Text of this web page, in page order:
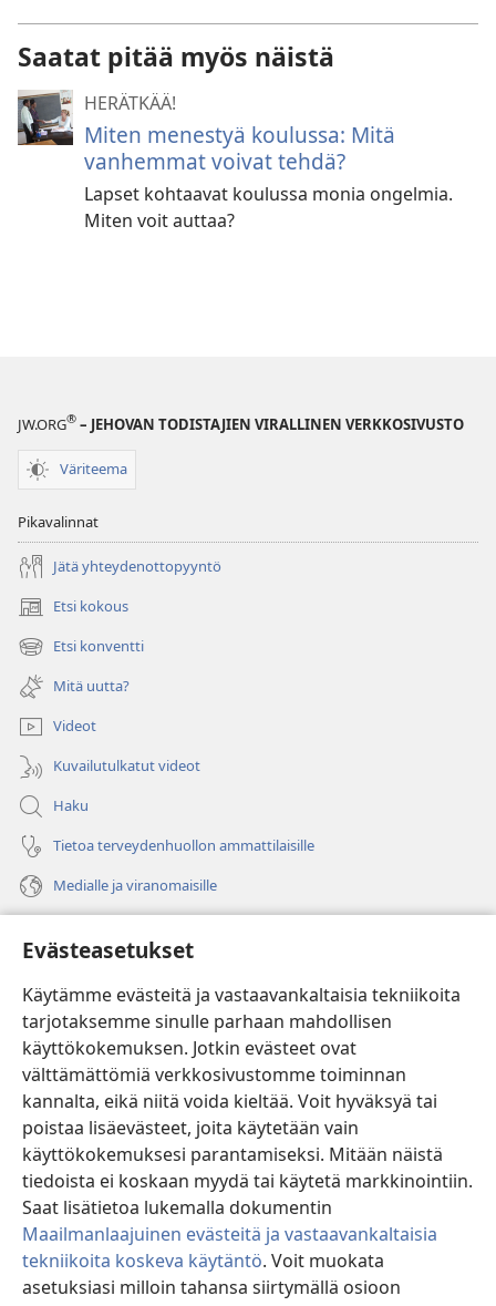
Evästeasetukset
Käytämme evästeitä ja vastaavankaltaisia tekniikoita
tarjotaksemme sinulle parhaan mahdollisen
käyttökokemuksen. Jotkin evästeet ovat
välttämättömiä verkkosivustomme toiminnan
kannalta, eikä niitä voida kieltää. Voit hyväksyä tai
poistaa lisäevästeet, joita käytetään vain
käyttökokemuksesi parantamiseksi. Mitään näistä
tiedoista ei koskaan myydä tai käytetä markkinointiin.
Saat lisätietoa lukemalla dokumentin
Maailmanlaajuinen evästeitä ja vastaavankaltaisia
tekniikoita koskeva käytäntö. Voit muokata
asetuksiasi milloin tahansa siirtymällä osioon
Saatat pitää myös näistä
HERÄTKÄÄ!
Miten menestyä koulussa: Mitä
vanhemmat voivat tehdä?
Lapset kohtaavat koulussa monia ongelmia.
Miten voit auttaa?
JW.ORG® – JEHOVAN TODISTAJIEN VIRALLINEN VERKKOSIVUSTO
Väriteema
Pikavalinnat
Jätä yhteydenottopyyntö
Etsi kokous
(avaa
uuden
ikkunan)
Etsi konventti
(avaa
uuden
ikkunan)
Mitä uutta?
Videot
Kuvailutulkatut videot
Haku
Tietoa terveydenhuollon ammattilaisille
Medialle ja viranomaisille
(avaa
uuden
ikkunan)Vartiotornin VERKKOKIRJASTO
(avaa
uuden
ikkunan)JW Hub
(avaa
uuden
ikkunan)
®
Watchtower Library